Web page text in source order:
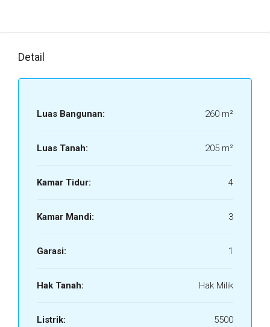
Detail
Luas Bangunan: 260 m²
Luas Tanah: 205 m²
Kamar Tidur: 4
Kamar Mandi: 3
Garasi: 1
Hak Tanah: Hak Milik
Listrik: 5500